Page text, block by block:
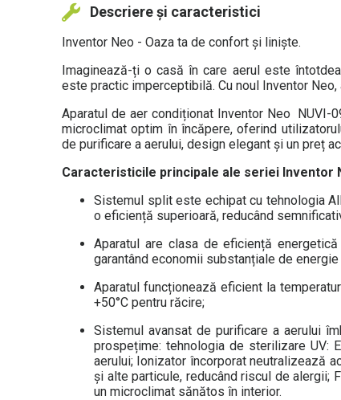
Descriere și caracteristici
Inventor Neo - Oaza ta de confort și liniște.
Imaginează-ți o casă în care aerul este
este practic imperceptibilă. Cu noul Inventor
Aparatul de aer condiționat Inventor Neo NUVI-
microclimat optim în încăpere, oferind
de purificare a aerului, design elegant și un preț
Caracteristicile principale ale seriei Inventor
Sistemul split este echipat cu tehnologia
o eficiență superioară, reducând
Aparatul are clasa de eficiență
garantând economii substanțiale de
Aparatul funcționează eficient la
+50°C pentru răcire;
Sistemul avansat de purificare a aerului
prospețime: tehnologia de sterilizare UV:
aerului; Ionizator încorporat neutralizează
și alte particule, reducând riscul de alergii;
un microclimat sănătos în interior.